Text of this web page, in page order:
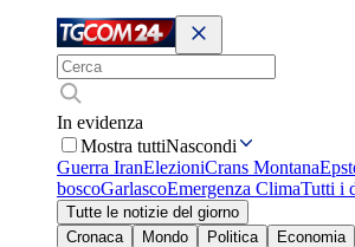
In evidenza
Mostra tuttiNascondi
Guerra IranElezioniCrans Montana
boscoGarlascoEmergenza ClimaTutti i
Tutte le notizie del giorno
Cronaca
Mondo Politica Economia